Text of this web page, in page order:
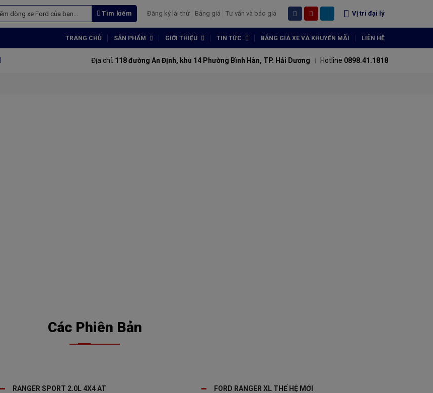
Tìm kiếm Đăng ký lái thử Bảng giá Tư vấn và báo giá Vị trí đại lý
TRANG CHỦ SẢN PHẨM GIỚI THIỆU TIN TỨC BẢNG GIÁ XE VÀ KHUYẾN MÃI LIÊN HỆ
Địa chỉ: 118 đường An Định, khu 14 Phường Bình Hàn, TP. Hải Dương Hotline 0898.41.1818
Các Phiên Bản
RANGER SPORT 2.0L 4X4 AT FORD RANGER XL THẾ HỆ MỚI